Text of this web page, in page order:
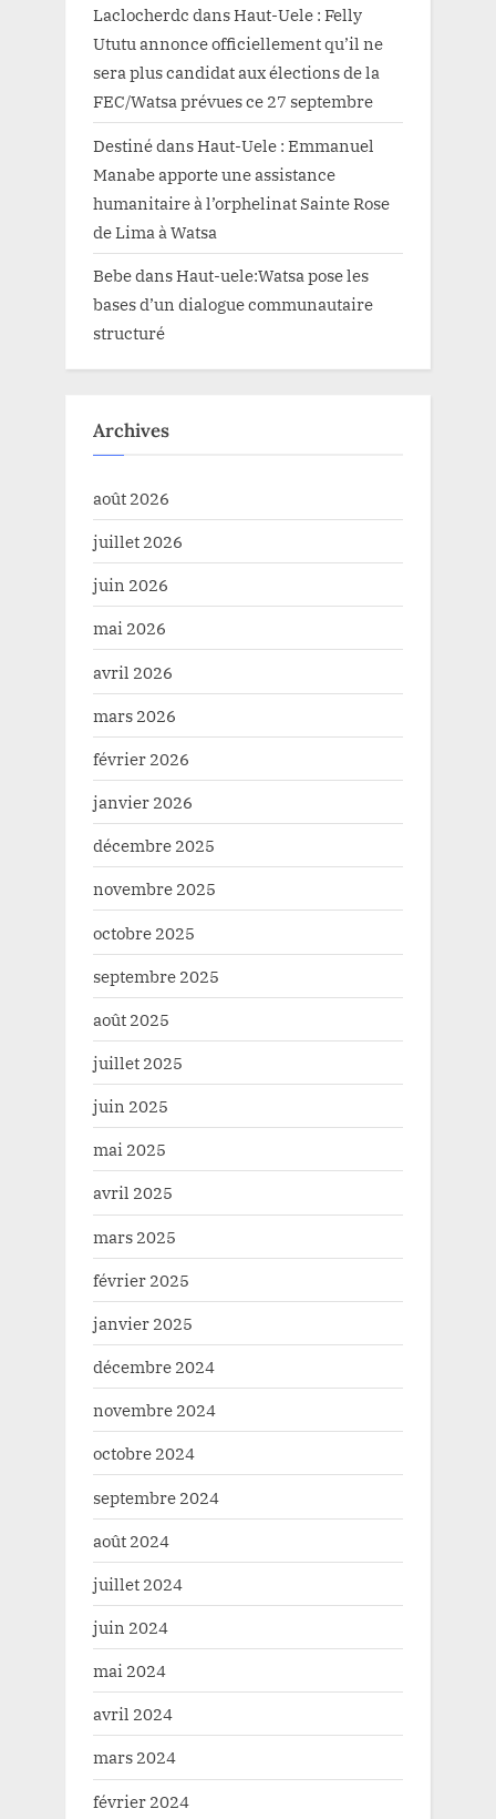
Laclocherdc dansHaut-Uele : Felly
Ututu annonce officiellement qu’il ne
sera plus candidat aux élections de la
FEC/Watsa prévues ce 27 septembre
DestinédansHaut-Uele : Emmanuel
Manabe apporte une assistance
humanitaire à l’orphelinat Sainte Rose
de Lima à Watsa
BebedansHaut-uele:Watsa pose les
bases d’un dialogue communautaire
structuré
Archives
août 2026
juillet 2026
juin 2026
mai 2026
avril 2026
mars 2026
février 2026
janvier 2026
décembre 2025
novembre 2025
octobre 2025
septembre 2025
août 2025
juillet 2025
juin 2025
mai 2025
avril 2025
mars 2025
février 2025
janvier 2025
décembre 2024
novembre 2024
octobre 2024
septembre 2024
août 2024
juillet 2024
juin 2024
mai 2024
avril 2024
mars 2024
février 2024